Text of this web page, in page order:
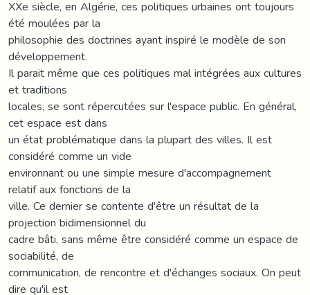
XXe siècle, en Algérie, ces politiques urbaines ont toujours
été moulées par la
philosophie des doctrines ayant inspiré le modèle de son
développement.
Il parait même que ces politiques mal intégrées aux cultures
et traditions
locales, se sont répercutées sur l'espace public. En général,
cet espace est dans
un état problématique dans la plupart des villes. Il est
considéré comme un vide
environnant ou une simple mesure d'accompagnement
relatif aux fonctions de la
ville. Ce dernier se contente d'être un résultat de la
projection bidimensionnel du
cadre bâti, sans même être considéré comme un espace de
sociabilité, de
communication, de rencontre et d'échanges sociaux. On peut
dire qu'il est